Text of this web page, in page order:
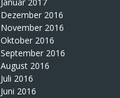
Dezember 2016
November 2016
Oktober 2016
September 2016
August 2016
Juli 2016
Juni 2016